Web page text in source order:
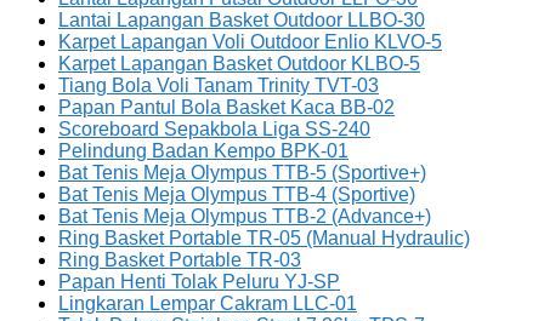
Lantai Lapangan Basket Outdoor LLBO-30
Karpet Lapangan Voli Outdoor Enlio KLVO-5
Karpet Lapangan Basket Outdoor KLBO-5
Tiang Bola Voli Tanam Trinity TVT-03
Papan Pantul Bola Basket Kaca BB-02
Scoreboard Sepakbola Liga SS-240
Pelindung Badan Kempo BPK-01
Bat Tenis Meja Olympus TTB-5 (Sportive+)
Bat Tenis Meja Olympus TTB-4 (Sportive)
Bat Tenis Meja Olympus TTB-2 (Advance+)
Ring Basket Portable TR-05 (Manual Hydraulic)
Ring Basket Portable TR-03
Papan Henti Tolak Peluru YJ-SP
Lingkaran Lempar Cakram LLC-01